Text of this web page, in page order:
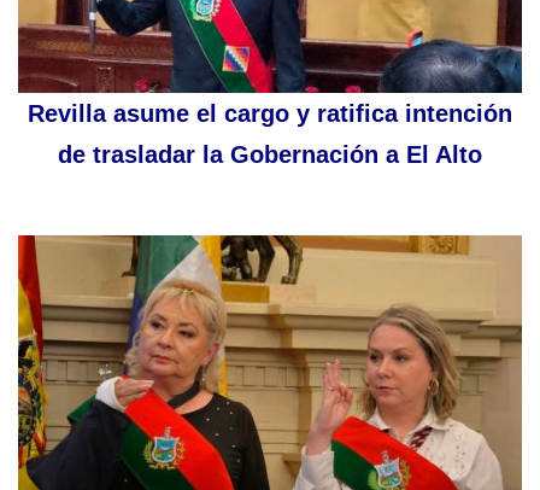
Revilla asume el cargo y ratifica intención
de trasladar la Gobernación a El Alto